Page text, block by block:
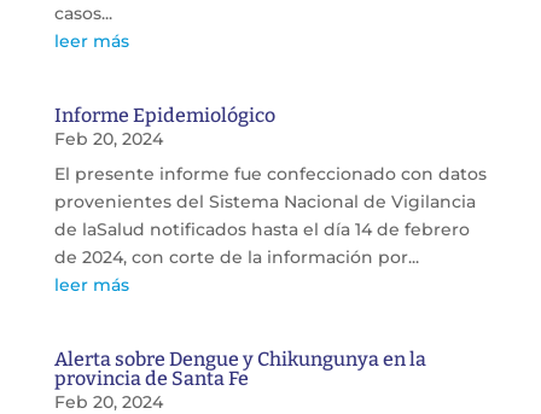
casos...
leer más
Informe Epidemiológico
Feb 20, 2024
El presente informe fue confeccionado con datos
provenientes del Sistema Nacional de Vigilancia
de laSalud notificados hasta el día 14 de febrero
de 2024, con corte de la información por...
leer más
Alerta sobre Dengue y Chikungunya en la
provincia de Santa Fe
Feb 20, 2024